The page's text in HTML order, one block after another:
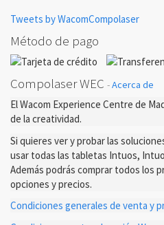
Tweets by WacomCompolaser
Método de pago
Compolaser WEC -Acerca de
El Wacom Experience Centre de
de la creatividad.
Si quieres ver y probar las
usar todas las tabletas Intuos,
Además podrás comprar todos los
opciones y precios.
Condiciones generales de venta y